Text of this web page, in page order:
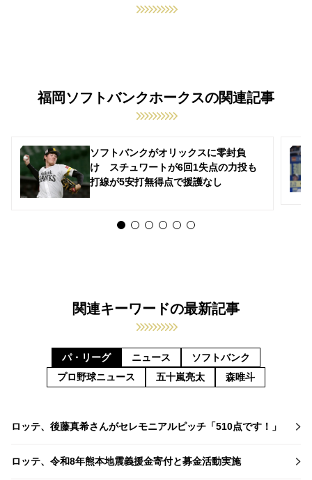
福岡ソフトバンクホークスの関連記事
ソフトバンクがオリックスに零封負
け スチュワートが6回1失点の力投も
打線が5安打無得点で援護なし
関連キーワードの最新記事
パ・リーグ ニュース
ソフトバンク
プロ野球ニュース
五十嵐亮太 森唯斗
ロッテ、後藤真希さんがセレモニアルピッチ「510点です！」
ロッテ、令和8年熊本地震義援金寄付と募金活動実施